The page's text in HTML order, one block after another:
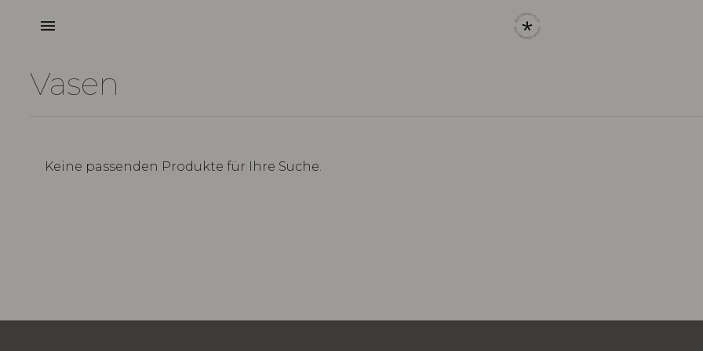
menu
Vasen
Keine passenden Produkte für Ihre Suche.